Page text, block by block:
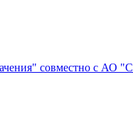
совместно с